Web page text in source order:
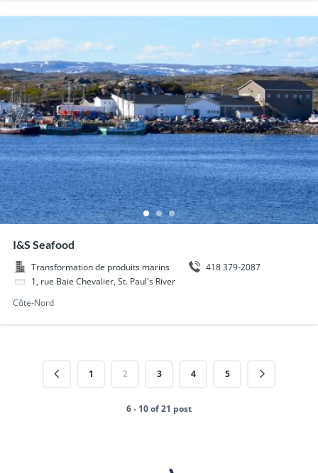
I&S Seafood
Transformation de produits marins
418 379-2087
1, rue Baie Chevalier, St. Paul's River
Côte-Nord
1 2 3 4 5
6 - 10 of 21 post